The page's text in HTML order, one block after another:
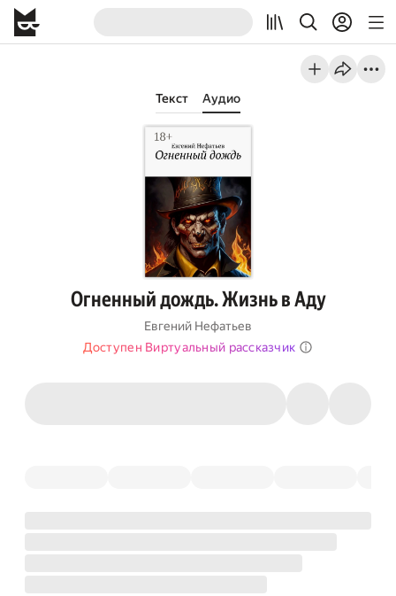
Текст Аудио
Огненный дождь. Жизнь в Аду
Евгений Нефатьев
Доступен Виртуальный рассказчик